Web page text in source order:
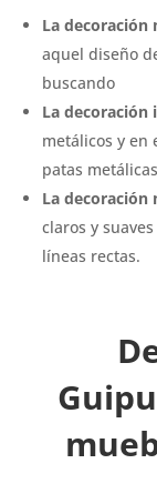
La
aquel diseño
buscando
La decoración
metálicos y en
patas
La decoración
claros y
líneas rectas.